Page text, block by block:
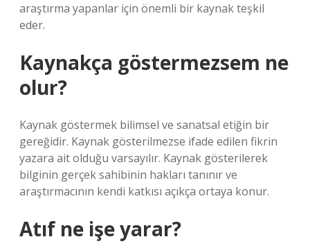
araştırma yapanlar için önemli bir kaynak teşkil
eder.
Kaynakça göstermezsem ne
olur?
Kaynak göstermek bilimsel ve sanatsal etiğin bir
gereğidir. Kaynak gösterilmezse ifade edilen fikrin
yazara ait olduğu varsayılır. Kaynak gösterilerek
bilginin gerçek sahibinin hakları tanınır ve
araştırmacının kendi katkısı açıkça ortaya konur.
Atıf ne işe yarar?